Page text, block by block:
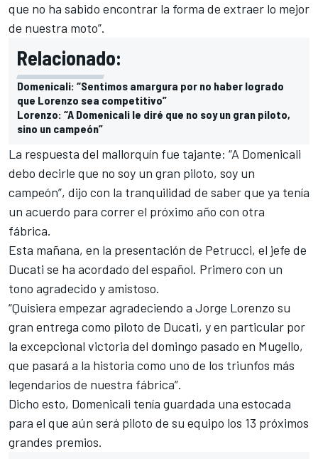
que no ha sabido encontrar la forma de extraer lo mejor
de nuestra moto”.
Relacionado:
Domenicali: “Sentimos amargura por no haber logrado
que Lorenzo sea competitivo”
Lorenzo: “A Domenicali le diré que no soy un gran piloto,
sino un campeón”
La respuesta del mallorquín fue tajante: “A Domenicali
debo decirle que no soy un gran piloto, soy un
campeón”, dijo con la tranquilidad de saber que ya tenía
un acuerdo para correr el próximo año con otra
fábrica.
Esta mañana, en la presentación de Petrucci, el jefe de
Ducati se ha acordado del español. Primero con un
tono agradecido y amistoso.
“Quisiera empezar agradeciendo a Jorge Lorenzo su
gran entrega como piloto de Ducati, y en particular por
la excepcional victoria del domingo pasado en Mugello,
que pasará a la historia como uno de los triunfos más
legendarios de nuestra fábrica”.
Dicho esto, Domenicali tenía guardada una estocada
para el que aún será piloto de su equipo los 13 próximos
grandes premios.